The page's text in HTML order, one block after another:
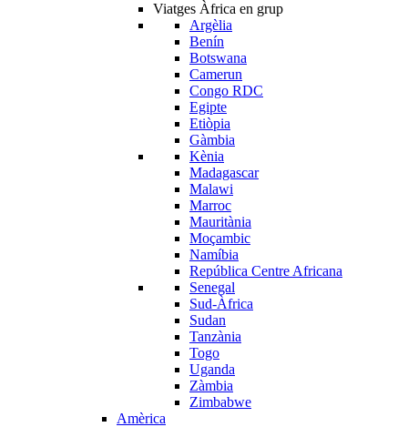
Viatges Àfrica en grup
Argèlia
Benín
Botswana
Camerun
Congo RDC
Egipte
Etiòpia
Gàmbia
Kènia
Madagascar
Malawi
Marroc
Mauritània
Moçambic
Namíbia
República Centre Africana
Senegal
Sud-Àfrica
Sudan
Tanzània
Togo
Uganda
Zàmbia
Zimbabwe
Amèrica